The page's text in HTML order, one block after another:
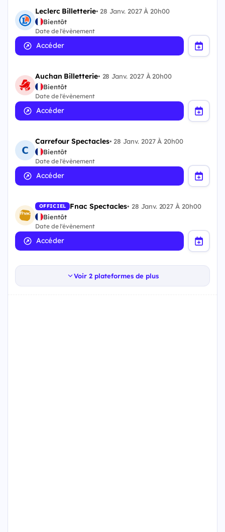
Leclerc Billetterie• 28 Janv. 2027 À 20h00
Bientôt
Date de l'évènement
Accéder
Auchan Billetterie• 28 Janv. 2027 À 20h00
Bientôt
Date de l'évènement
Accéder
Carrefour Spectacles• 28 Janv. 2027 À 20h00
Bientôt
Date de l'évènement
Accéder
OFFICIEL Fnac Spectacles• 28 Janv. 2027 À 20h00
Bientôt
Date de l'évènement
Accéder
Voir 2 plateformes de plus